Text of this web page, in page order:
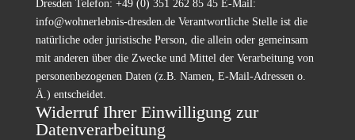
Dresden Telefon: +49 (0) 351 262 85 45 E-Mail:
info@wohnerlebnis-dresden.de Verantwortliche Stelle ist die
natürliche oder juristische Person, die allein oder gemeinsam
mit anderen über die Zwecke und Mittel der Verarbeitung von
personenbezogenen Daten (z.B. Namen, E-Mail-Adressen o.
Ä.) entscheidet.
Widerruf Ihrer Einwilligung zur
Datenverarbeitung